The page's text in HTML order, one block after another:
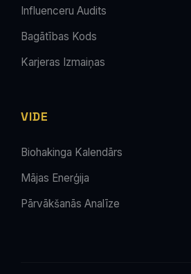
Influenceru Audits
Bagātības Kods
Karjeras Izmaiņas
VIDE
Biohakinga Kalendārs
Mājas Enerģija
Pārvākšanās Analīze